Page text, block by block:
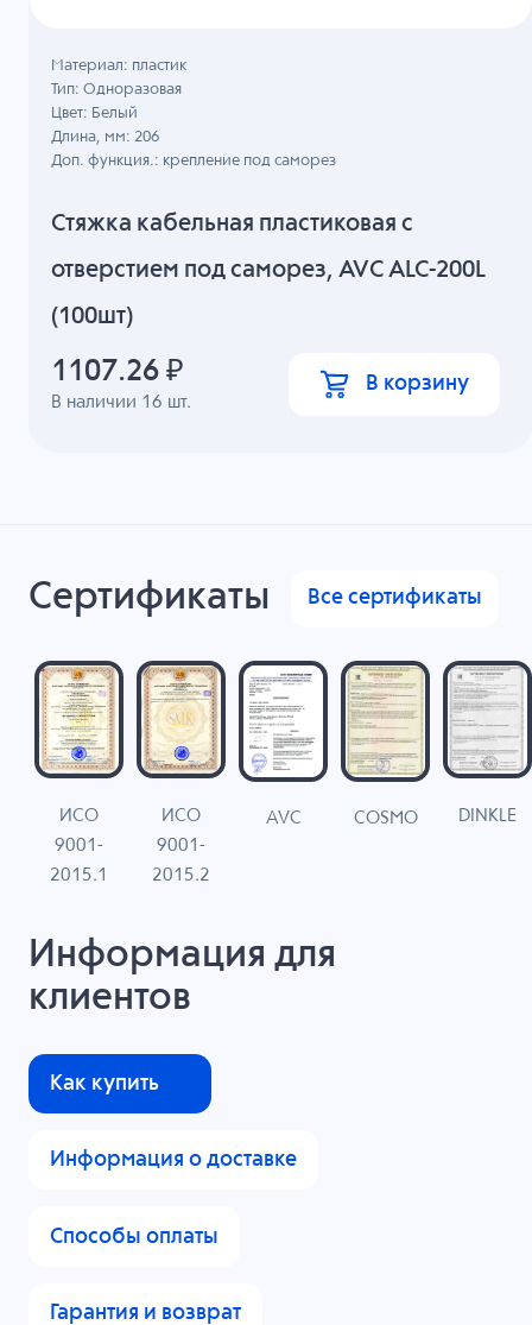
Стяжка кабельная пластиковая с
отверстием под саморез, AVC ALC-200L
(100шт)
В наличии 16 шт.
Материал: пластик
Тип: Одноразовая
Цвет: Белый
Длина, мм: 206
Доп. функция.: крепление под саморез
1107.26 ₽ В корзину
Сертификаты Все сертификаты
ИСО
9001-
2015.1
ИСО
9001-
2015.2
AVC COSMO DINKLE
Информация для
клиентов
Как купить
Информация о доставке
Способы оплаты
Гарантия и возврат